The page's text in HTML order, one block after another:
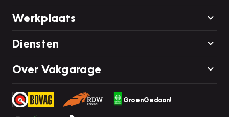
Werkplaats
Diensten
Over Vakgarage
GroenGedaan!